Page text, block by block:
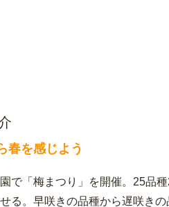
春を感じよう
で「梅まつり」を開催。25品
る。早咲きの品種から遅咲き